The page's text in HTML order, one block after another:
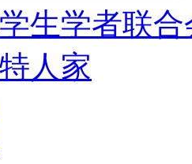
生学者联合
人家